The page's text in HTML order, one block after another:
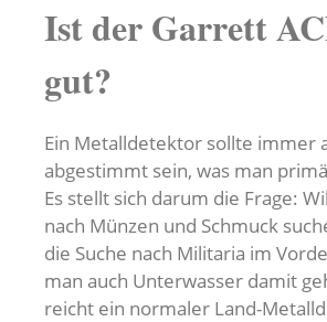
Ist der Garrett
gut?
Ein Metalldetektor sollte immer
abgestimmt sein, was man
Es stellt sich darum die Frage:
nach Münzen und Schmuck
die Suche nach Militaria im
man auch Unterwasser damit
reicht ein normaler Land-